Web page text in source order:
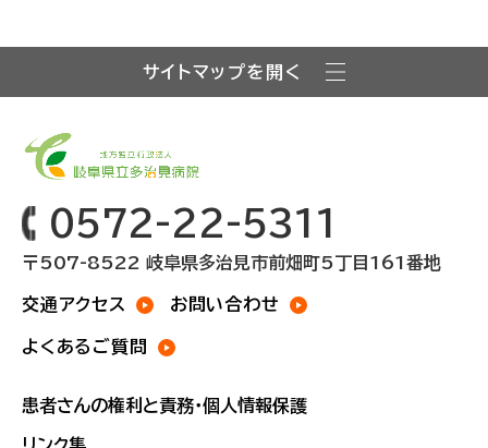
サイトマップを開く
0572-22-5311
〒507-8522 岐阜県多治見市前畑町5丁目161番地
交通アクセス お問い合わせ
よくあるご質問
患者さんの権利と責務・個人情報保護